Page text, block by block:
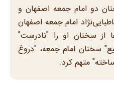
دو امام جمعه اصفهان و
امام جمعه اصفهان
از سخنان او را "نادرست"
سخنان امام جمعه، "دروغ
متهم کرد.